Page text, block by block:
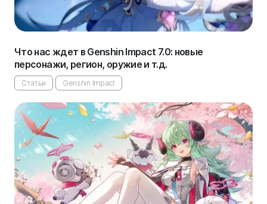
Что нас ждет в Genshin Impact 7.0: новые
персонажи, регион, оружие и т.д.
Статьи Genshin Impact